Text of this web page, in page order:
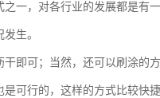
一，对各行业的发展都是有
生。
即可；当然，还可以刷涂的
可行的，这样的方式比较快